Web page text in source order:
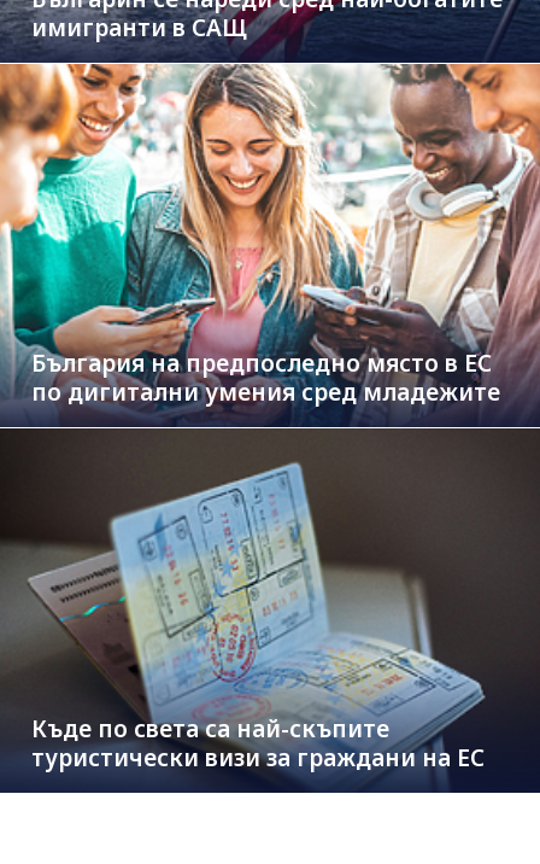
имигранти в САЩ
България на предпоследно място в ЕС
по дигитални умения сред младежите
Къде по света са най-скъпите
туристически визи за граждани на ЕС